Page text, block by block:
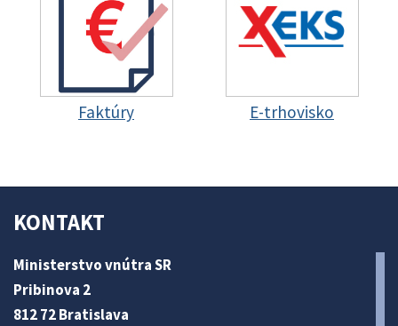
Faktúry E-trhovisko
KONTAKT
Ministerstvo vnútra SR
Pribinova 2
812 72 Bratislava